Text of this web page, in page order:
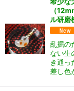
（
ル研磨
乱掘の
ない生
き通っ
差し色